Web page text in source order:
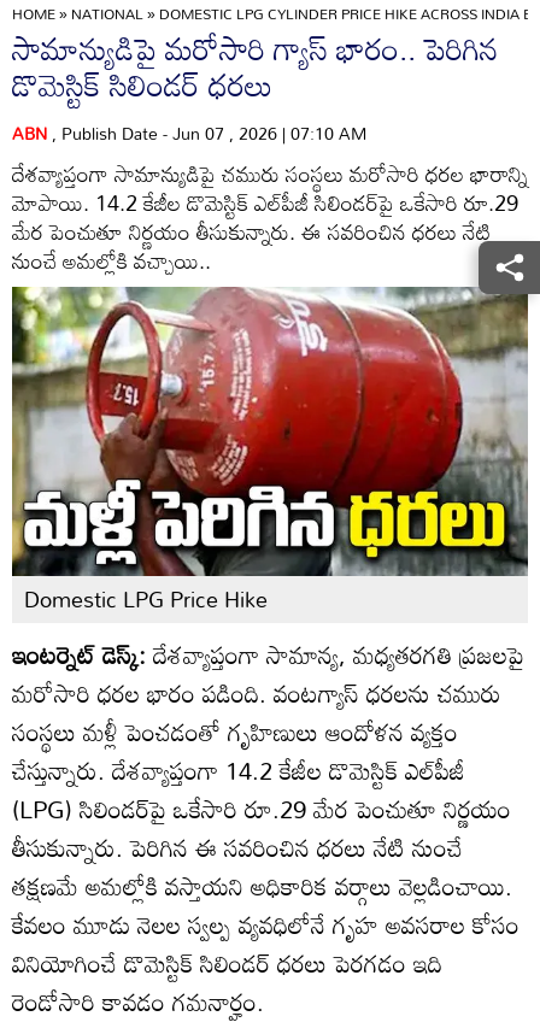
HOME»NATIONAL»DOMESTIC LPG CYLINDER PRICE HIKE ACROSS INDIA
సామాన్యుడిపై మరోసారి గ్యాస్ భారం.. పెరిగిన
డొమెస్టిక్ సిలిండర్ ధరలు
ABN, Publish Date - Jun 07 , 2026 | 07:10 AM
దేశవ్యాప్తంగా సామాన్యుడిపై చమురు సంస్థలు మరోసారి ధరల భారాన్ని
మోపాయి. 14.2 కేజీల డొమెస్టిక్ ఎల్‌పీజీ సిలిండర్‌పై ఒకేసారి రూ.29
మేర పెంచుతూ నిర్ణయం తీసుకున్నారు. ఈ సవరించిన ధరలు నేటి
నుంచే అమల్లోకి వచ్చాయి..
Domestic LPG Price Hike
ఇంటర్నెట్ డెస్క్:దేశవ్యాప్తంగా సామాన్య, మధ్యతరగతి ప్రజలపై
మరోసారి ధరల భారం పడింది. వంటగ్యాస్ ధరలను చమురు
సంస్థలు మళ్లీ పెంచడంతో గృహిణులు ఆందోళన వ్యక్తం
చేస్తున్నారు. దేశవ్యాప్తంగా 14.2 కేజీల డొమెస్టిక్ ఎల్‌పీజీ
(LPG) సిలిండర్‌పై ఒకేసారి రూ.29 మేర పెంచుతూ నిర్ణయం
తీసుకున్నారు. పెరిగిన ఈ సవరించిన ధరలు నేటి నుంచే
తక్షణమే అమల్లోకి వస్తాయని అధికారిక వర్గాలు వెల్లడించాయి.
కేవలం మూడు నెలల స్వల్ప వ్యవధిలోనే గృహ అవసరాల కోసం
వినియోగించే డొమెస్టిక్ సిలిండర్ ధరలు పెరగడం ఇది
రెండోసారి కావడం గమనార్హం.